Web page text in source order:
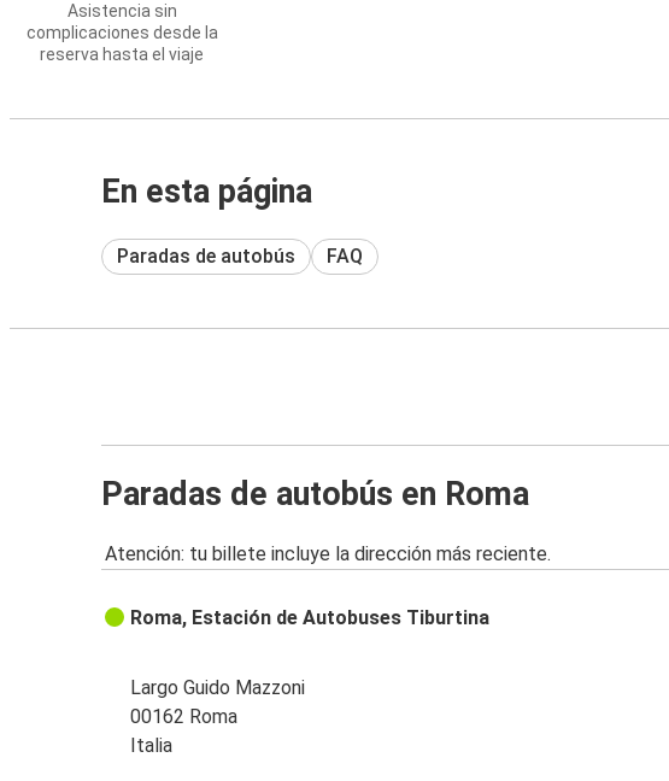
Asistencia sin
complicaciones desde la
reserva hasta el viaje
En esta página
Paradas de autobús FAQ
Paradas de autobús en Roma
Atención: tu billete incluye la dirección más reciente.
Roma, Estación de Autobuses Tiburtina
Largo Guido Mazzoni
00162 Roma
Italia